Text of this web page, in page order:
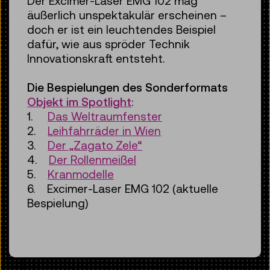
äußerlich unspektakulär erscheinen –
doch er ist ein leuchtendes Beispiel
dafür, wie aus spröder Technik
Innovationskraft entsteht.
Die Bespielungen des Sonderformats
Objekt im Spotlight:
1. Das Weltraumfenster
2. Leihfahrräder in Wien
3. Der „Zagato Zele“
4. Der Rollenmeißel
5. Kranmodelle
6. Excimer-Laser EMG 102 (aktuelle
Bespielung)